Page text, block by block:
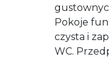
Pokoje
czysta i
WC.